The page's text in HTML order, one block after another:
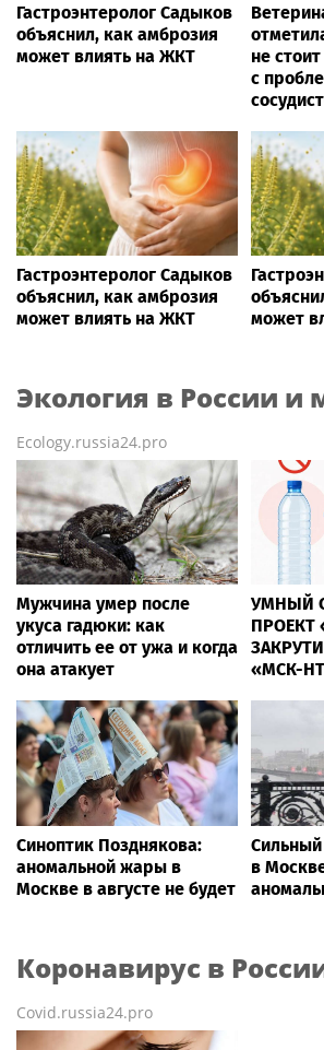
Гастроэнтеролог Садыков
объяснил, как амброзия
может влиять на ЖКТ
не
с
Гастроэнтеролог Садыков
объяснил, как амброзия
может влиять на ЖКТ
может
Экология в России и
Ecology.russia24.pro
Мужчина умер после
укуса гадюки: как
отличить ее от ужа и когда
она атакует
УМНЫЙ
«МСК-
Синоптик Позднякова:
аномальной жары в
Москве в августе не будет
Сильный
в
Коронавирус в
Covid.russia24.pro